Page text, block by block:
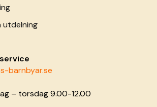
utdelning
barnbyar.se
– torsdag 9.00-12.00